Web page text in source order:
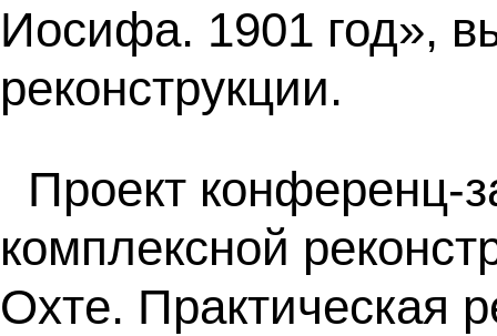
Иосифа. 1901 год»,
реконструкции.
Проект конференц-
комплексной
Охте. Практическая